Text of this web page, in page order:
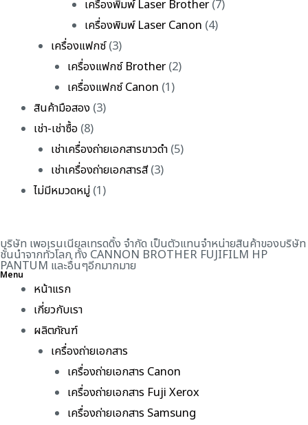
เครื่องพิมพ์ Laser Brother(7)
เครื่องพิมพ์ Laser Canon (4)
เครื่องแฟกซ์(3)
เครื่องแฟกซ์ Brother(2)
เครื่องแฟกซ์ Canon (1)
สินค้ามือสอง (3)
เช่า-เช่าซื้อ (8)
เช่าเครื่องถ่ายเอกสารขาวดำ(5)
เช่าเครื่องถ่ายเอกสารสี(3)
ไม่มีหมวดหมู่ (1)
บริษัท เพอเรนเนียลเทรดดิ้ง จำกัด เป็นตัวแทนจำหน่ายสินค้าของบริษัท
ชั้นนำจากทั่วโลก ทั้ง CANNON BROTHER FUJIFILM HP
PANTUM และอื่นๆอีกมากมาย
Menu
หน้าแรก
เกี่ยวกับเรา
ผลิตภัณฑ์
เครื่องถ่ายเอกสาร
เครื่องถ่ายเอกสาร Canon
เครื่องถ่ายเอกสาร Fuji Xerox
เครื่องถ่ายเอกสาร Samsung